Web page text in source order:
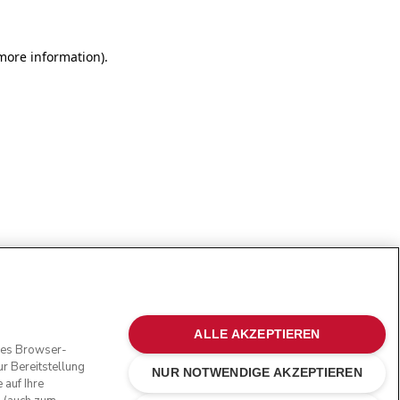
information).
Browser-
Bereitstellung
auf Ihre
NUR NOTWENDIGE AKZEPTIEREN
ALLE AKZEPTIEREN